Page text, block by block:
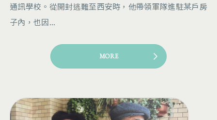
通訊學校。從開封逃難至西安時，他帶領軍隊進駐某戶房
子內，也因...
MORE